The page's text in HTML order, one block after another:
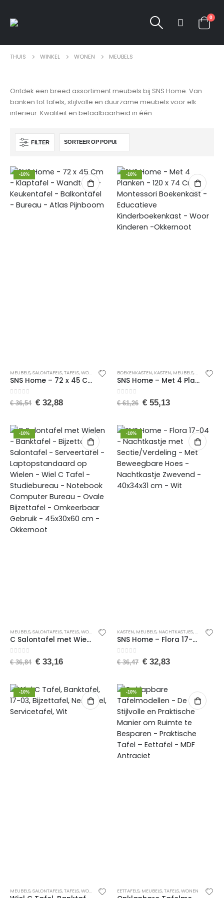
0
THUIS WINKEL WONEN MEUBELS
Ontdek een breed assortiment meubels bij SNS Home. Van
banken tot tafels, stijlvolle en duurzame meubels voor elk
interieur. Kwaliteit en betaalbaarheid in één.
FILTER
-10%
MEUBELS,SALONTAFELS,TAFELS,WONEN
SNS Home – 72 x 45 Cm – Klaptafel – Wandtafel – Keukentafel – Balkontafel – Bureau – Atlas Pijnboom
0 van de 5
€36,54 €32,88
-10%
BOEKENKASTEN, KASTEN, MEUBELS,WONEN
SNS Home – Met 4 Planken – 120 x 74 Cm – Montessori Boekenkast – Educatieve Kinderboekenkast – Woor Kinderen -Okkernoot
0 van de 5
€61,26 €55,13
-10%
MEUBELS,SALONTAFELS,TAFELS,WONEN
C Salontafel met Wielen – Banktafel – Bijzettafel – Salontafel – Serveertafel – Laptopstandaard op Wielen – Wiel C Tafel – Studiebureau – Notebook Computer Bureau – Ovale Bijzettafel – Omkeerbaar Gebruik – 45x30x60 cm – Okkernoot
0 van de 5
€36,84 €33,16
-10%
KASTEN, MEUBELS, NACHTKASTJES,WONEN
SNS Home – Flora 17-04 – Nachtkastje met Sectie/Verdeling – Met Beweegbare Hoes – Nachtkastje Zwevend – 40x34x31 cm – Wit
0 van de 5
€36,47 €32,83
-10%
MEUBELS,SALONTAFELS,TAFELS,WONEN
-10%
EETTAFELS, MEUBELS,TAFELS,WONEN